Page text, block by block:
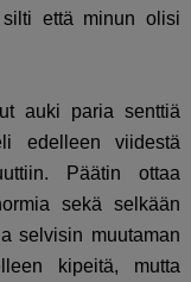
että minun olisi
auki paria senttiä
edelleen viidestä
Päätin ottaa
sekä selkään
selvisin muutaman
kipeitä, mutta